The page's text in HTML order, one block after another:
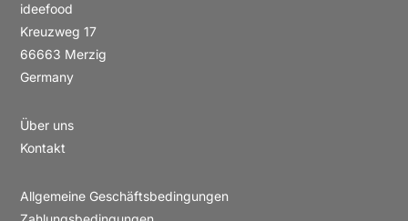
ideefood
Kreuzweg 17
66663 Merzig
Germany
Über uns
Kontakt
Allgemeine Geschäftsbedingungen